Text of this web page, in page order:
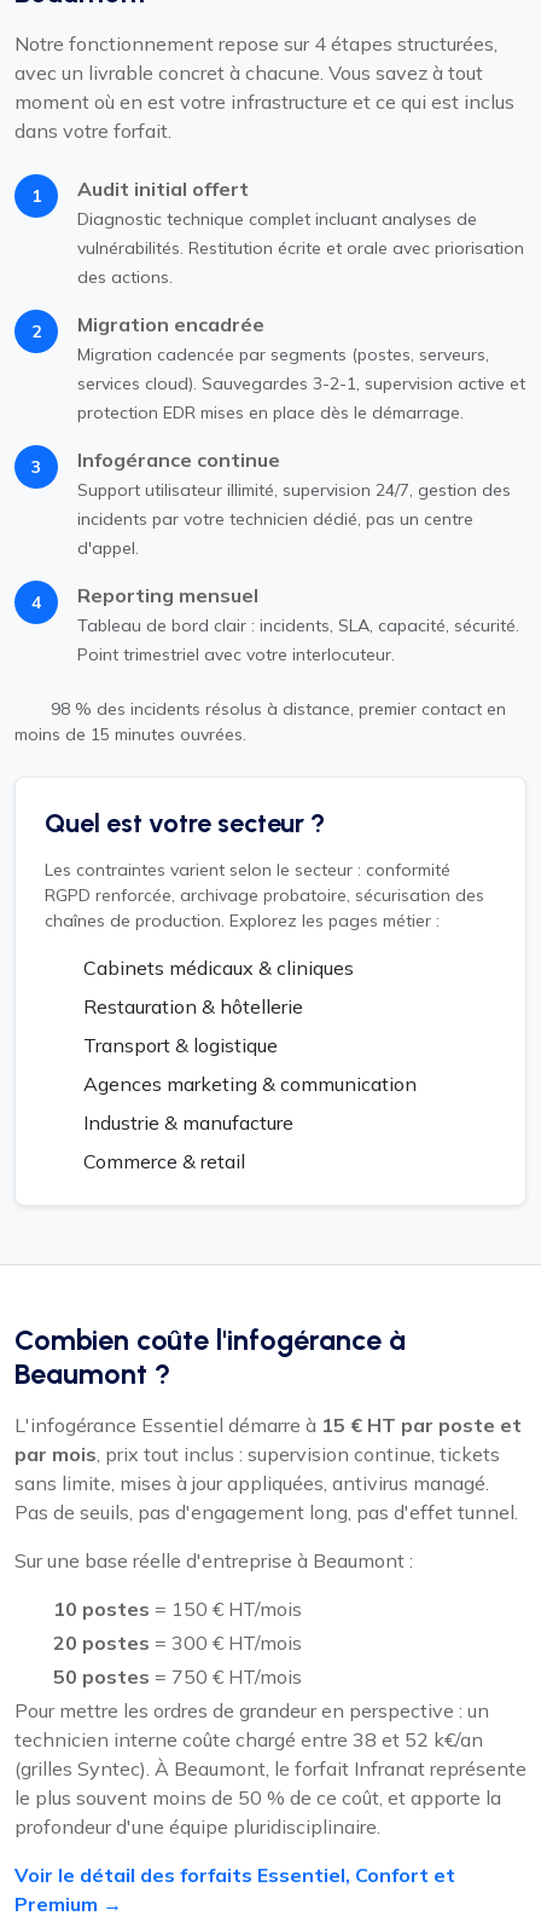
Notre fonctionnement repose sur 4 étapes structurées,
avec un livrable concret à chacune. Vous savez à tout
moment où en est votre infrastructure et ce qui est inclus
dans votre forfait.
1 Audit initial offert
Diagnostic technique complet incluant analyses de
vulnérabilités. Restitution écrite et orale avec priorisation
des actions.
2 Migration encadrée
Migration cadencée par segments (postes, serveurs,
services cloud). Sauvegardes 3-2-1, supervision active et
protection EDR mises en place dès le démarrage.
3 Infogérance continue
Support utilisateur illimité, supervision 24/7, gestion des
incidents par votre technicien dédié, pas un centre
d'appel.
4 Reporting mensuel
Tableau de bord clair : incidents, SLA, capacité, sécurité.
Point trimestriel avec votre interlocuteur.
98 % des incidents résolus à distance, premier contact en
moins de 15 minutes ouvrées.
Quel est votre secteur ?
Les contraintes varient selon le secteur : conformité
RGPD renforcée, archivage probatoire, sécurisation des
chaînes de production. Explorez les pages métier :
Cabinets médicaux & cliniques
Restauration & hôtellerie
Transport & logistique
Agences marketing & communication
Industrie & manufacture
Commerce & retail
Combien coûte l'infogérance à
Beaumont ?
L'infogérance Essentiel démarre à 15 € HT par poste et
par mois , prix tout inclus : supervision continue, tickets
sans limite, mises à jour appliquées, antivirus managé.
Pas de seuils, pas d'engagement long, pas d'effet tunnel.
Sur une base réelle d'entreprise à Beaumont :
10 postes = 150 € HT/mois
20 postes = 300 € HT/mois
50 postes = 750 € HT/mois
Pour mettre les ordres de grandeur en perspective : un
technicien interne coûte chargé entre 38 et 52 k€/an
(grilles Syntec). À Beaumont, le forfait Infranat représente
le plus souvent moins de 50 % de ce coût, et apporte la
profondeur d'une équipe pluridisciplinaire.
Voir le détail des forfaits Essentiel, Confort et
Premium →